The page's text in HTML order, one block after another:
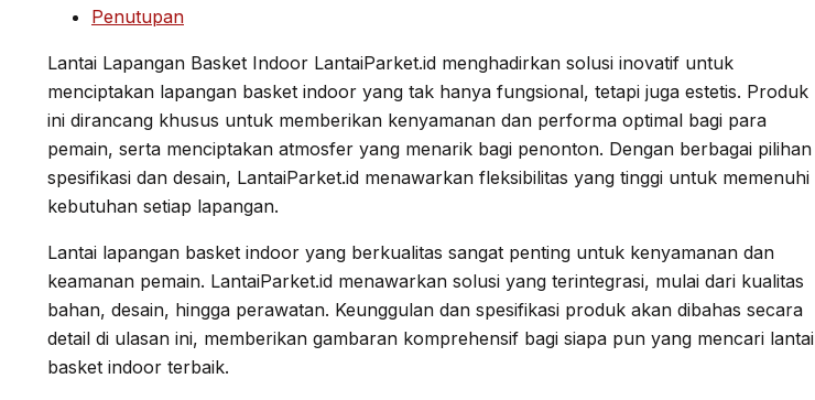
Penutupan
Lantai Lapangan Basket Indoor LantaiParket.id menghadirkan solusi inovatif untuk
menciptakan lapangan basket indoor yang tak hanya fungsional, tetapi juga estetis. Produk
ini dirancang khusus untuk memberikan kenyamanan dan performa optimal bagi para
pemain, serta menciptakan atmosfer yang menarik bagi penonton. Dengan berbagai pilihan
spesifikasi dan desain, LantaiParket.id menawarkan fleksibilitas yang tinggi untuk memenuhi
kebutuhan setiap lapangan.
Lantai lapangan basket indoor yang berkualitas sangat penting untuk kenyamanan dan
keamanan pemain. LantaiParket.id menawarkan solusi yang terintegrasi, mulai dari kualitas
bahan, desain, hingga perawatan. Keunggulan dan spesifikasi produk akan dibahas secara
detail di ulasan ini, memberikan gambaran komprehensif bagi siapa pun yang mencari lantai
basket indoor terbaik.